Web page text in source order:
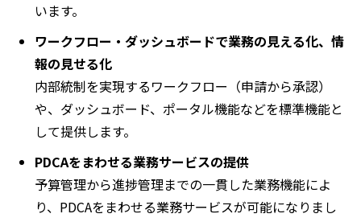
います。
ワークフロー・ダッシュボードで業務の見える化、情
報の見せる化
内部統制を実現するワークフロー（申請から承認）
や、ダッシュボード、ポータル機能などを標準機能と
して提供します。
PDCAをまわせる業務サービスの提供
予算管理から進捗管理までの一貫した業務機能によ
り、PDCAをまわせる業務サービスが可能になりまし